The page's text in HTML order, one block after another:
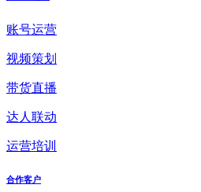
账号运营
视频策划
带货直播
达人联动
运营培训
合作客户